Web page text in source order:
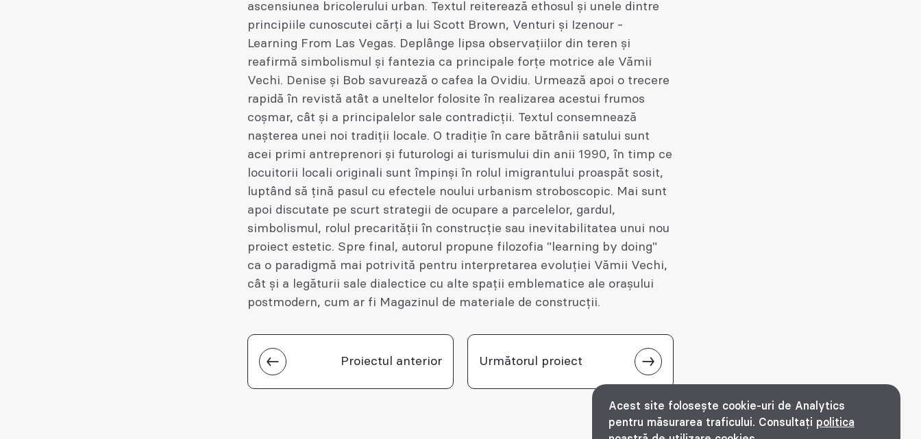
ascensiunea bricolerului urban. Textul reiterează ethosul și unele dintre
principiile cunoscutei cărți a lui Scott Brown, Venturi și Izenour -
Learning From Las Vegas. Deplânge lipsa observațiilor din teren și
reafirmă simbolismul și fantezia ca principale forțe motrice ale Vămii
Vechi. Denise și Bob savurează o cafea la Ovidiu. Urmează apoi o trecere
rapidă în revistă atât a uneltelor folosite în realizarea acestui frumos
coșmar, cât și a principalelor sale contradicții. Textul consemnează
nașterea unei noi tradiții locale. O tradiție în care bătrânii satului sunt
acei primi antreprenori și futurologi ai turismului din anii 1990, în timp ce
locuitorii locali originali sunt împinși în rolul imigrantului proaspăt sosit,
luptând să țină pasul cu efectele noului urbanism stroboscopic. Mai sunt
apoi discutate pe scurt strategii de ocupare a parcelelor, gardul,
simbolismul, rolul precarității în construcție sau inevitabilitatea unui nou
proiect estetic. Spre final, autorul propune filozofia "learning by doing"
ca o paradigmă mai potrivită pentru interpretarea evoluției Vămii Vechi,
cât și a legăturii sale dialectice cu alte spații emblematice ale orașului
postmodern, cum ar fi Magazinul de materiale de construcții.
Proiectul anterior Următorul proiect
Acest site folosește cookie-uri de Analytics
pentru măsurarea traficului. Consultați politica